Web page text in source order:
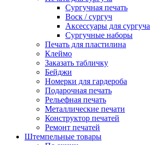
Сургучная печать
Воск / сургуч
Аксессуары для сургуча
Сургучные наборы
Печать для пластилина
Клеймо
Заказать табличку
Бейджи
Номерки для гардероба
Подарочная печать
Рельефная печать
Металлические печати
Конструктор печатей
Ремонт печатей
Штемпельные товары